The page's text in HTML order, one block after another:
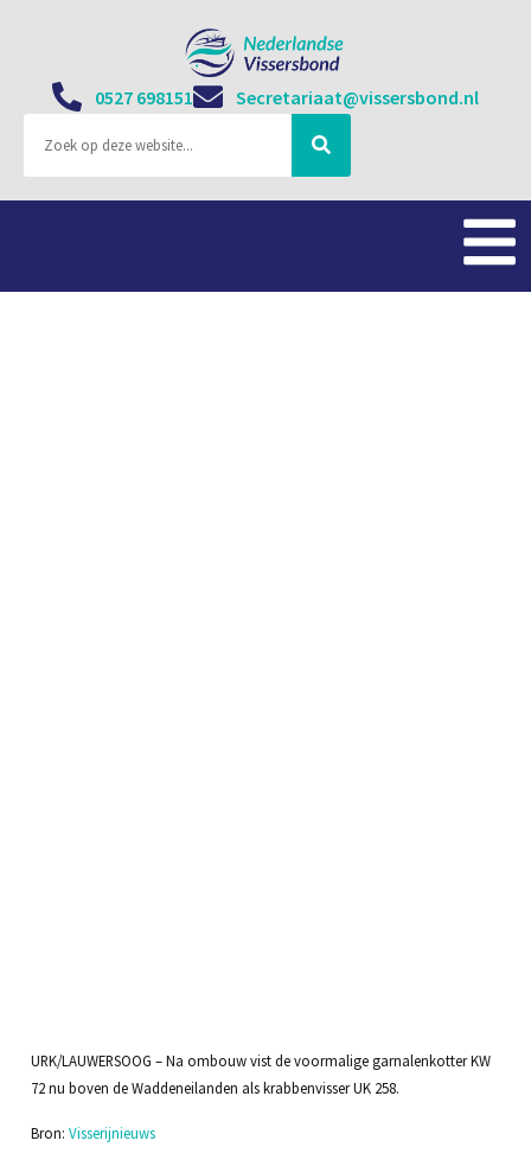
0527 698151 Secretariaat@vissersbond.nl
URK/LAUWERSOOG – Na ombouw vist de voormalige garnalenkotter KW
72 nu boven de Waddeneilanden als krabbenvisser UK 258.
Bron: Visserijnieuws